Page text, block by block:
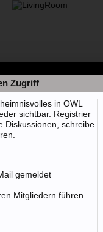
Zugriff
in OWL
sichtbar. Registrier
Diskussionen, schreibe
gemeldet
Mitgliedern führen.